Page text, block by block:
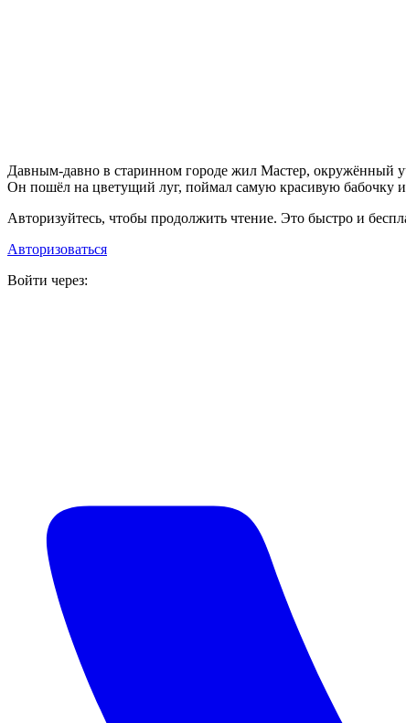
Давным-давно в старинном городе жил Мастер, окружённый
Он пошёл на цветущий луг, поймал самую красивую бабочку и
Авторизуйтесь, чтобы продолжить чтение. Это быстро и
Авторизоваться
Войти через: